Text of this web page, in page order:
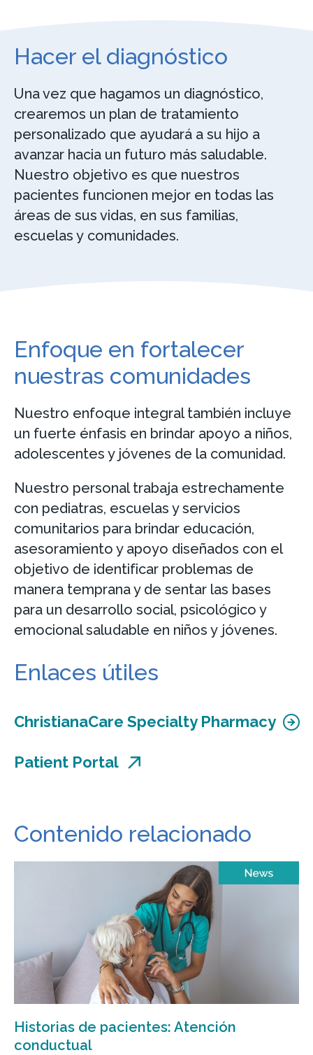
Hacer el diagnóstico
Una vez que hagamos un diagnóstico,
crearemos un plan de tratamiento
personalizado que ayudará a su hijo a
avanzar hacia un futuro más saludable.
Nuestro objetivo es que nuestros
pacientes funcionen mejor en todas las
áreas de sus vidas, en sus familias,
escuelas y comunidades.
Enfoque en fortalecer
nuestras comunidades
Nuestro enfoque integral también incluye
un fuerte énfasis en brindar apoyo a niños,
adolescentes y jóvenes de la comunidad.
Nuestro personal trabaja estrechamente
con pediatras, escuelas y servicios
comunitarios para brindar educación,
asesoramiento y apoyo diseñados con el
objetivo de identificar problemas de
manera temprana y de sentar las bases
para un desarrollo social, psicológico y
emocional saludable en niños y jóvenes.
Enlaces útiles
ChristianaCare Specialty Pharmacy
Patient Portal
Contenido relacionado
Historias de pacientes: Atención
conductual